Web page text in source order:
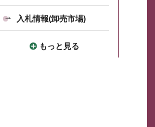
入札情報(卸売市場)
もっと見る